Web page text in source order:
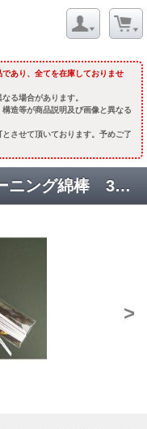
あり、全てを在庫しておりませ
る場合があります。
造等が商品説明及び画像と異なる
させて頂いております。予めご了
バレルリフレッシャー(クリーニング綿棒 300mm 10本入) [取寄]
>